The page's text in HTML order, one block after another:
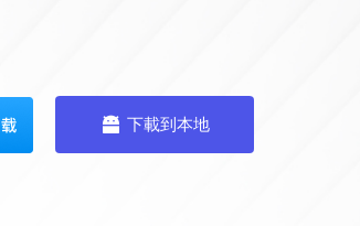
下載到本地